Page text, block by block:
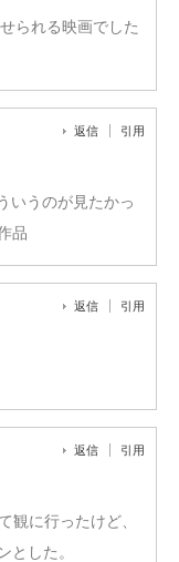
られる映画でした
返信 引用
いうのが見たかっ
品
返信 引用
返信 引用
観に行ったけど、
とした。